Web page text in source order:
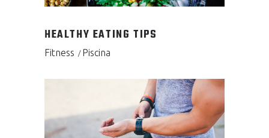
HEALTHY EATING TIPS
Fitness Piscina